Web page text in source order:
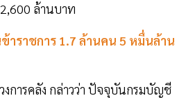
ล้านบาท
ข้าราชการ 1.7 ล้านคน 5 หมื่นล้าน
งการคลัง กล่าวว่า ปัจจุบันกรมบัญชี